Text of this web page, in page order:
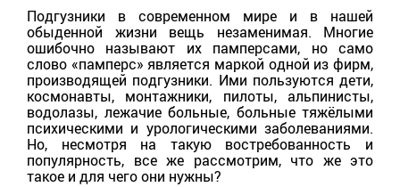
Подгузники в современном мире и в нашей
обыденной жизни вещь незаменимая. Многие
ошибочно называют их памперсами, но само
слово «памперс» является маркой одной из фирм,
производящей подгузники. Ими пользуются дети,
космонавты, монтажники, пилоты, альпинисты,
водолазы, лежачие больные, больные тяжёлыми
психическими и урологическими заболеваниями.
Но, несмотря на такую востребованность и
популярность, все же рассмотрим, что же это
такое и для чего они нужны?